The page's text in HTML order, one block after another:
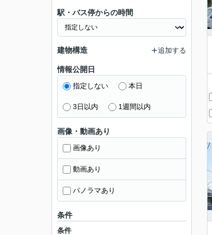
駅・バス停からの時間
建物構造 追加する
情報公開日
指定しない 本日
3日以内 1週間以内
画像・動画あり
画像あり
動画あり
パノラマあり
条件
条件